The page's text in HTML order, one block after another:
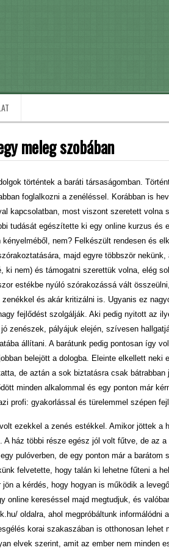
meleg szobában
történtek a baráti társaságomban.
foglalkozni a zenéléssel. Korábban is
kapcsolatban, most viszont szeretett volna
tudását egészítette ki egy online kurzus és
nem? Felkészült rendesen és
majd egyre többször
ki nem) és támogatni szerettük volna, elég
estékbe nyúló szórakozássá vált
és akár kritizálni is. Ugyanis ez
fejlődést szolgálják. Aki pedig nyitott az
zenészek, pályájuk elején, szívesen
állítani. A barátunk pedig pontosan így
belejött a dologba. Eleinte elkellett neki
de aztán a sok biztatásra csak
minden alkalommal és egy ponton már
profi: gyakorlással és türelemmel szépen
ezekkel a zenés estékkel. Amikor jöttek a
A ház többi része egész jól volt fűtve, de az
pulóverben, de egy ponton már a barátom
felvetette, hogy talán ki lehetne fűteni a
a kérdés, hogy hogyan is működik a
online kereséssel majd megtudjuk, és
oldalra, ahol megpróbáltunk informálódni
korai szakaszában is otthonosan
elvek szerint, amit az ember nem minden